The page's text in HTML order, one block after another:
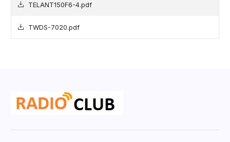
TELANT150F6-4.pdf
TWDS-7020.pdf